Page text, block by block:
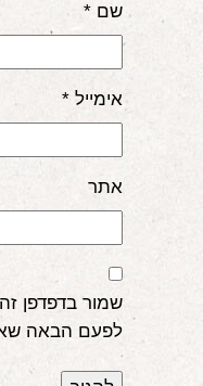
שם *
אימייל *
אתר
שמור בדפדפן
לפעם הבאה